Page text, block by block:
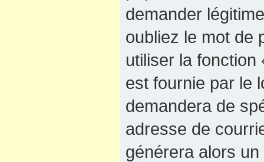
demander
oubliez le mot de
utiliser la fonction
est fournie par le
demandera de
adresse de
générera alors